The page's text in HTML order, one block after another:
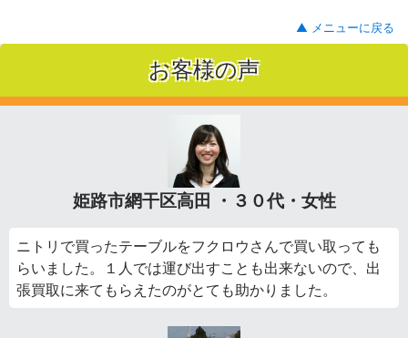
▲ メニューに戻る
お客様の声
姫路市網干区高田 ・３０代・女性
ニトリで買ったテーブルをフクロウさんで買い取っても
らいました。１人では運び出すことも出来ないので、出
張買取に来てもらえたのがとても助かりました。